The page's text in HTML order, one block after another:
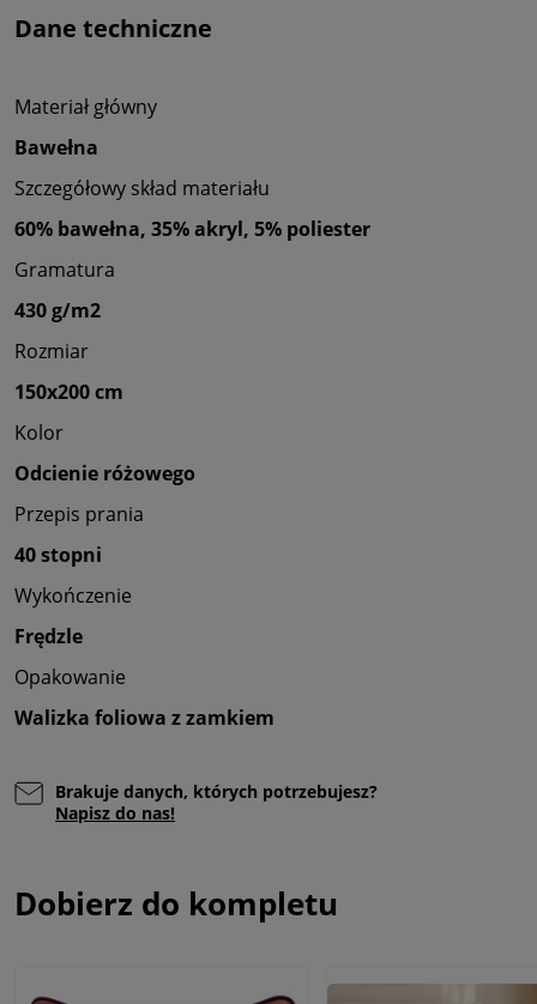
Dane techniczne
Materiał główny
Bawełna
Szczegółowy skład materiału
60% bawełna, 35% akryl, 5% poliester
Gramatura
430 g/m2
Rozmiar
150x200 cm
Kolor
Odcienie różowego
Przepis prania
40 stopni
Wykończenie
Frędzle
Opakowanie
Walizka foliowa z zamkiem
Brakuje danych, których potrzebujesz?
Napisz do nas!
Dobierz do kompletu